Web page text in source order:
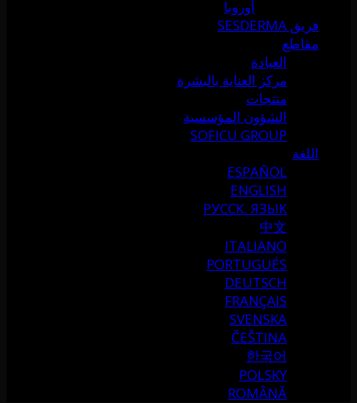
أوروبا
فريق SESDERMA
مقاطع
العيادة
مركز العناية بالبشرة
منتجات
الشؤون المؤسسية
SOFICU GROUP
اللغة
ESPAÑOL
ENGLISH
РУССК. ЯЗЫК
中文
ITALIANO
PORTUGUÉS
DEUTSCH
FRANÇAIS
SVENSKA
ČEŠTINA
한국어
POLSKY
ROMÂNĂ